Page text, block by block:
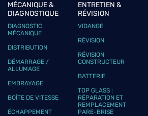
MÉCANIQUE &
DIAGNOSTIQUE
DIAGNOSTIC
MÉCANIQUE
DISTRIBUTION
DÉMARRAGE /
ALLUMAGE
EMBRAYAGE
BOÎTE DE VITESSE
ÉCHAPPEMENT
ENTRETIEN &
RÉVISION
VIDANGE
RÉVISION
RÉVISION
CONSTRUCTEUR
BATTERIE
TOP GLASS :
RÉPARATION ET
REMPLACEMENT
PARE-BRISE